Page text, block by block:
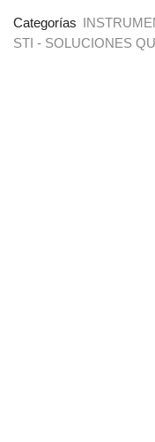
Categorías
STI - SOLUCIONES